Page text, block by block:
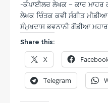
-ਕੰਪਾਈਲਰ ਲੇਖਕ – ਕਾਰ ਮਾਹਰ
ਲੇਖਕ ਚਿੰਤਕ ਕਵੀ ਸੰਗੀਤ
ਸੰਮੁਖਦਾਸ ਭਵਨਾਨੀ ਗੋਂਡੀਆ
Share this:
X
Telegram